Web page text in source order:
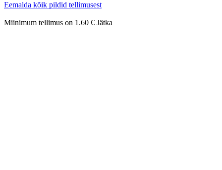
Eemalda kõik pildid tellimusest
Miinimum tellimus on 1.60 € Jätka